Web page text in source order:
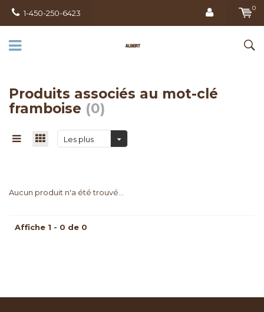
1-450-250-6423
0
Produits associés au mot-clé
framboise (0)
Les plus
Aucun produit n'a été trouvé...
Affiche 1 - 0 de 0